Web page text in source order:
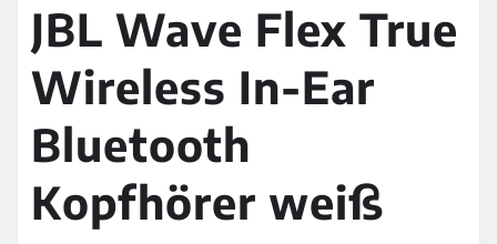
JBL Wave Flex True
Wireless In-Ear
Bluetooth
Kopfhörer weiß